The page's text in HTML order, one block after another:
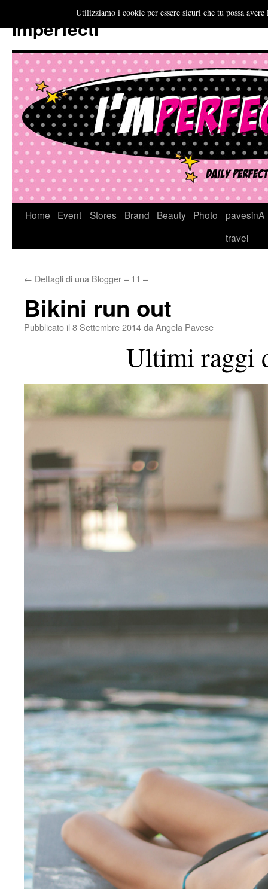
Imperfecti
VaiHome Event Stores Brand Beauty Photo
pavesinA
travel
← Dettagli di una Blogger – 11 –
Bikini run out
Pubblicato il 8 Settembre 2014da Angela Pavese
Ultimi raggi
Utilizziamo i cookie per essere sicuri che tu possa